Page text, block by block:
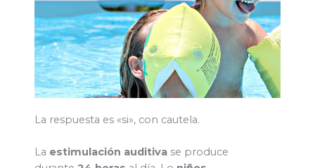
La respuesta es «si», con cautela.
La estimulación auditiva se produce